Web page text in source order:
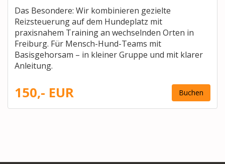
Das Besondere: Wir kombinieren gezielte
Reizsteuerung auf dem Hundeplatz mit
praxisnahem Training an wechselnden Orten in
Freiburg. Für Mensch-Hund-Teams mit
Basisgehorsam – in kleiner Gruppe und mit klarer
Anleitung.
150,- EUR Buchen